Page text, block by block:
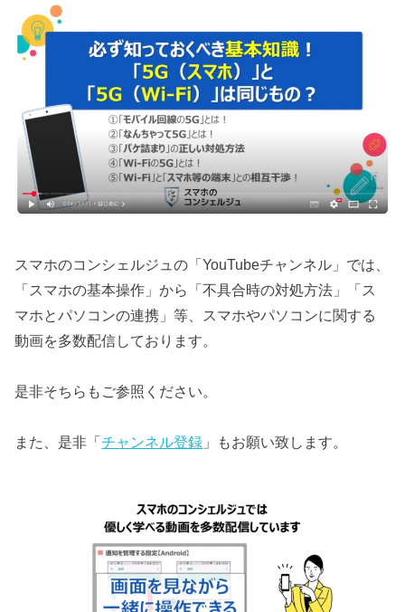
スマホのコンシェルジュの「YouTubeチャンネル」では、
「スマホの基本操作」から「不具合時の対処方法」「ス
マホとパソコンの連携」等、スマホやパソコンに関する
動画を多数配信しております。
是非そちらもご参照ください。
また、是非「チャンネル登録 」もお願い致します。